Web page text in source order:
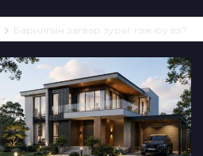
Барилгын загвар зураг гэж юу вэ?